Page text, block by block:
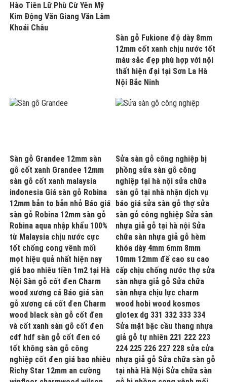
Hào Tiên Lữ Phù Cừ Yên Mỹ
Kim Động Văn Giang Văn Lâm
Khoái Châu
Sàn gỗ Fukione độ dày 8mm
12mm cốt xanh chịu nước tốt
màu sắc đẹp phù hợp với nội
thất hiện đại tại Sơn La Hà
Nội Bắc Ninh
Sàn gỗ Grandee 12mm sàn
gỗ cốt xanh Grandee 12mm
sàn gỗ cốt xanh malaysia
indonesia Giá sàn gỗ Robina
12mm bản to bản nhỏ Báo giá
sàn gỗ Robina 12mm sàn gỗ
Robina aqua nhập khẩu 100%
từ Malaysia chịu nước cực
tốt chống cong vênh mối
mọt hiệu quả nhất hiện nay
giá bao nhiêu tiền 1m2 tại Hà
Nội Sàn gỗ cốt đen Charm
wood xương cá Báo giá sàn
gỗ xương cá cốt đen Charm
wood black sàn gỗ cốt đen
và cốt xanh sàn gỗ cốt đen
cdf hdf sàn gỗ cốt đen có
tốt không sàn gỗ công
nghiệp cốt đen giá bao nhiêu
Richy Star 12mm an cường
Sửa sàn gỗ công nghiệp bị
phồng sửa sàn gỗ công
nghiệp tại hà nội sửa chữa
sàn gỗ tại nhà nhận dịch vụ
báo giá sửa sàn gỗ thợ sửa
sàn gỗ công nghiệp Sửa sàn
nhựa giả gỗ tại hà nội Sửa
chữa sàn nhựa giả gỗ hèm
khóa dày 4mm 6mm 8mm
10mm 12mm đế cao su cao
cấp chịu chống nước thợ sửa
sàn nhựa giả gỗ Sửa chữa
sàn nhựa chịu lực charm
wood hobi wood kosmos
glotex dg 331 332 333 334
Sửa mặt bậc cầu thang nhựa
giả gỗ tự nhiên 221 222 223
224 225 226 227 228 sửa cửa
nhựa giả gỗ Sửa chữa sàn gỗ
tại nhà Hà Nội Sửa chữa sàn